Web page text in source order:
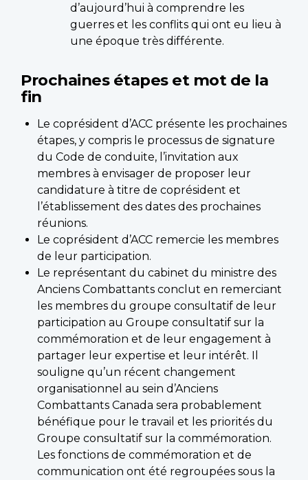
d’aujourd’hui à comprendre les
guerres et les conflits qui ont eu lieu à
une époque très différente.
Prochaines étapes et mot de la
fin
Le coprésident d’ACC présente les prochaines
étapes, y compris le processus de signature
du Code de conduite, l’invitation aux
membres à envisager de proposer leur
candidature à titre de coprésident et
l’établissement des dates des prochaines
réunions.
Le coprésident d’ACC remercie les membres
de leur participation.
Le représentant du cabinet du ministre des
Anciens Combattants conclut en remerciant
les membres du groupe consultatif de leur
participation au Groupe consultatif sur la
commémoration et de leur engagement à
partager leur expertise et leur intérêt. Il
souligne qu’un récent changement
organisationnel au sein d’Anciens
Combattants Canada sera probablement
bénéfique pour le travail et les priorités du
Groupe consultatif sur la commémoration.
Les fonctions de commémoration et de
communication ont été regroupées sous la